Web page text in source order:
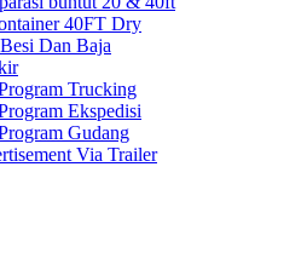
40FT Dry
Dan Baja
Trucking
Ekspedisi
Gudang
Via Trailer